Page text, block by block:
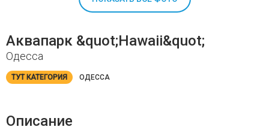
Аквапарк &quot;Hawaii&quot;
Одесса
ТУТ КАТЕГОРИЯ ОДЕССА
Описание